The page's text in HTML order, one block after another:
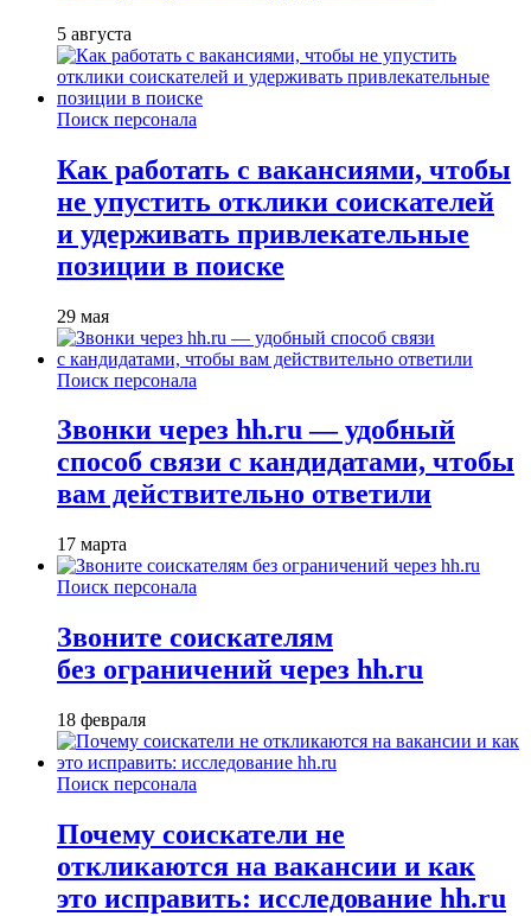
5 августа
Поиск персонала
Как работать с вакансиями, чтобы
не упустить отклики соискателей
и удерживать привлекательные
позиции в поиске
29 мая
Поиск персонала
Звонки через hh.ru — удобный
способ связи с кандидатами, чтобы
вам действительно ответили
17 марта
Поиск персонала
Звоните соискателям
без ограничений через hh.ru
18 февраля
Поиск персонала
Почему соискатели не
откликаются на вакансии и как
это исправить: исследование hh.ru